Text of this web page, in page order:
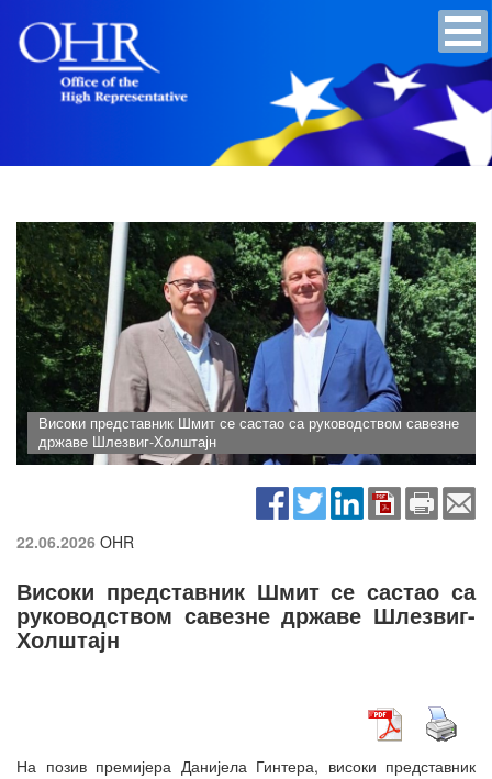
Високи представник Шмит се састао са руководством савезне
државе Шлезвиг-Холштајн
22.06.2026 OHR
Високи представник Шмит се састао са
руководством савезне државе Шлезвиг-
Холштајн
На позив премијера Данијела Гинтера, високи представник